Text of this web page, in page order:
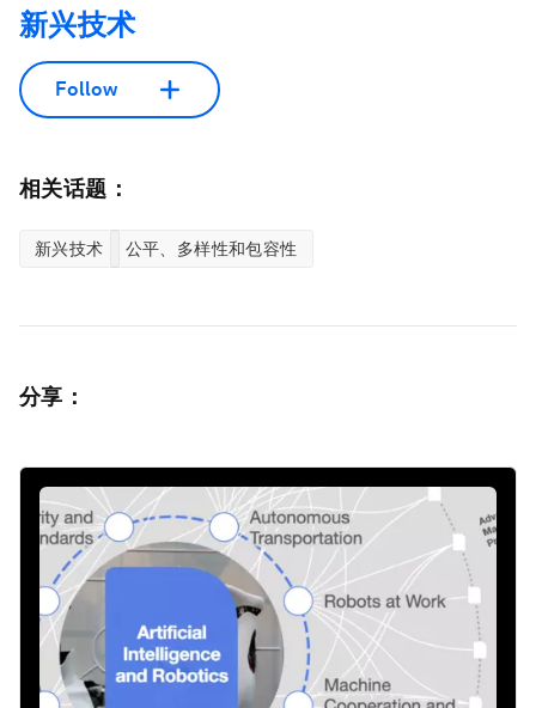
新兴技术
Follow
相关话题：
新兴技术 公平、多样性和包容性
分享：